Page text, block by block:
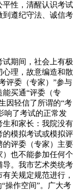
平性，清醒认识考试
到遵纪守法、诚信考
期间，社会上有极
理，故意编造和散
评委（专家）”参与
买通“评委（专
因轻信了所谓的“考
响了考试的正常发
生和家长：我院没有
的模拟考试或模拟评
的评委（专家）主要
也不能参加任何个
导。我市艺术类统考
关规定规范进行，
操作空间”。广大考